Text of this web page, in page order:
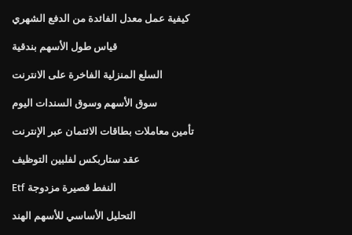
كيفية عمل معدل الفائدة من الدفع الشهري
قياس طول الأسهم بندقية
السلع المنزلية الفاخرة على الانترنت
سوق الأسهم وسوق السندات اليوم
تأمين معاملات بطاقات الائتمان عبر الإنترنت
عقد ستاربكس لفلبين التوظيف
Etf النفط قصيرة مزدوجة
التحليل الأساسي للأسهم الهند